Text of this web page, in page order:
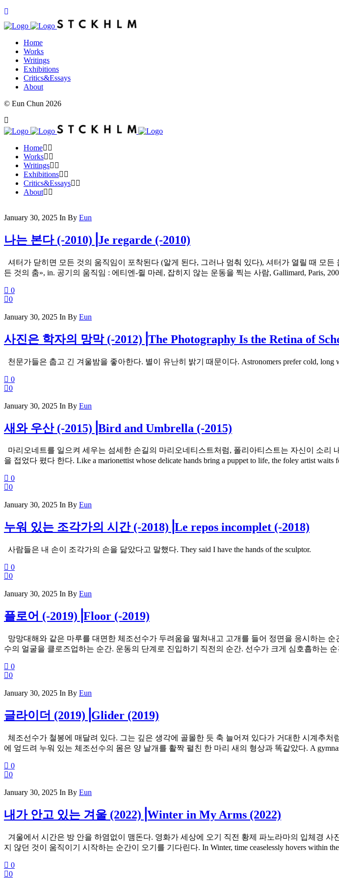
Home
Works
Writings
Exhibitions
Critics&Essays
About
© Eun Chun 2026
Home
Works
Writings
Exhibitions
Critics&Essays
About
January 30, 2025 In By Eun
나는 본다 (-2010)⎟Je regarde (-2010)
셔터가 닫히면 모든 것의 움직임이 포착된다 (알게 된다, 그러나 멈춰 있다), 셔터가 열릴 때 모
든 것의 춤», in. 공기의 움직임 : 에티엔-쥘 마레, 잡히지 않는 운동을 찍는 사람, Gallimard, Paris,
0
0
January 30, 2025 In By Eun
사진은 학자의 망막 (-2012)⎟The Photography Is the Retina of
천문가들은 춥고 긴 겨울밤을 좋아한다. 별이 유난히 밝기 때문이다. Astronomers prefer cold, long
0
0
January 30, 2025 In By Eun
새와 우산 (-2015)⎟Bird and Umbrella (-2015)
마리오네트를 일으켜 세우는 섬세한 손길의 마리오네티스트처럼, 폴리아티스트는 자신이 소
을 접었다 폈다 한다. Like a marionettist whose delicate hands bring a puppet to life, the foley artist waits
0
0
January 30, 2025 In By Eun
누워 있는 조각가의 시간 (-2018)⎟Le repos incomplet (-2018)
사람들은 내 손이 조각가의 손을 닮았다고 말했다. They said I have the hands of the sculptor.
0
0
January 30, 2025 In By Eun
플로어 (-2019)⎟Floor (-2019)
망망대해와 같은 마루를 대면한 체조선수가 두려움을 떨쳐내고 고개를 들어 정면을 응시하는
수의 얼굴을 클로즈업하는 순간. 운동의 단계로 진입하기 직전의 순간. 선수가 크게 심호흡하는
0
0
January 30, 2025 In By Eun
글라이더 (2019)⎟Glider (2019)
체조선수가 철봉에 매달려 있다. 그는 깊은 생각에 골몰한 듯 축 늘어져 있다가 거대한 시계추
에 엎드려 누워 있는 체조선수의 몸은 양 날개를 활짝 펼친 한 마리 새의 형상과 똑같았다. A
0
0
January 30, 2025 In By Eun
내가 안고 있는 겨울 (2022)⎟Winter in My Arms (2022)
겨울에서 시간은 방 안을 하염없이 맴돈다. 영화가 세상에 오기 직전 황제 파노라마의 입체경
지 않던 것이 움직이기 시작하는 순간이 오기를 기다린다. In Winter, time ceaselessly hovers within
0
0